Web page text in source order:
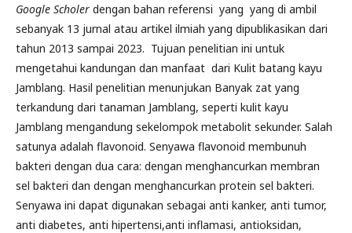
Google Scholer dengan bahan referensi yang yang di ambil
sebanyak 13 jurnal atau artikel ilmiah yang dipublikasikan dari
tahun 2013 sampai 2023. Tujuan penelitian ini untuk
mengetahui kandungan dan manfaat dari Kulit batang kayu
Jamblang. Hasil penelitian menunjukan Banyak zat yang
terkandung dari tanaman Jamblang, seperti kulit kayu
Jamblang mengandung sekelompok metabolit sekunder. Salah
satunya adalah flavonoid. Senyawa flavonoid membunuh
bakteri dengan dua cara: dengan menghancurkan membran
sel bakteri dan dengan menghancurkan protein sel bakteri.
Senyawa ini dapat digunakan sebagai anti kanker, anti tumor,
anti diabetes, anti hipertensi,anti inflamasi, antioksidan,